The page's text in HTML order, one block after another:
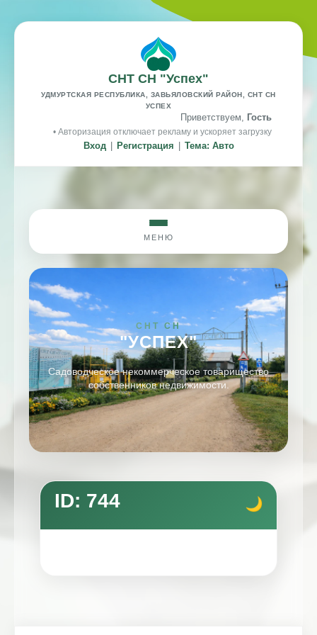
СНТ СН "Успех"
УДМУРТСКАЯ РЕСПУБЛИКА, ЗАВЬЯЛОВСКИЙ РАЙОН, СНТ СН
УСПЕХ
Приветствуем, Гость
• Авторизация отключает рекламу и ускоряет загрузку
Вход Регистрация Тема: Авто
МЕНЮ
СНТ СН
"УСПЕХ"
Садоводческое некоммерческое товарищество
собственников недвижимости.
ID: 744